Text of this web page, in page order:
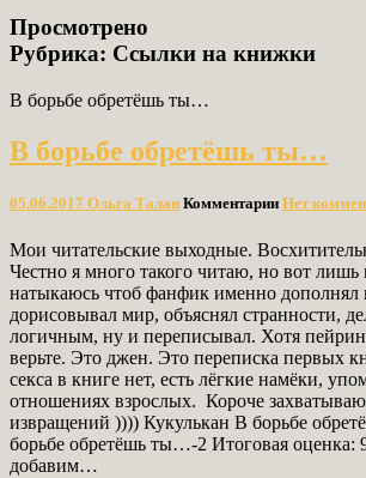
Просмотрено
Рубрика: Ссылки на книжки
В борьбе обретёшь ты…
В борьбе обретёшь ты…
05.06.2017 Ольга Талан Комментарии Нет
Мои читательские выходные.
Честно я много такого читаю, но вот лишь
натыкаюсь чтоб фанфик именно дополнял
дорисовывал мир, объяснял странности,
логичным, ну и переписывал. Хотя
верьте. Это джен. Это переписка первых
секса в книге нет, есть лёгкие намёки,
отношениях взрослых. Короче
извращений )))) Кукулькан В борьбе
борьбе обретёшь ты…-2 Итоговая
добавим…